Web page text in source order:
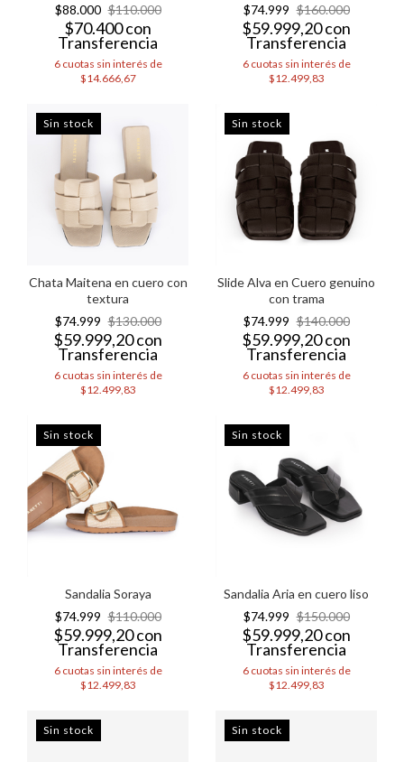
$88.000 $110.000
$70.400con
Transferencia
6 cuotas sin interés de
$14.666,67
$74.999 $160.000
$59.999,20con
Transferencia
6 cuotas sin interés de
$12.499,83
Sin stock
Chata Maitena en cuero con
textura
$74.999 $130.000
$59.999,20con
Transferencia
6 cuotas sin interés de
$12.499,83
Sin stock
Slide Alva en Cuero genuino
con trama
$74.999 $140.000
$59.999,20con
Transferencia
6 cuotas sin interés de
$12.499,83
Sin stock
Sandalia Soraya
$74.999 $110.000
$59.999,20con
Transferencia
6 cuotas sin interés de
$12.499,83
Sin stock
Sandalia Aria en cuero liso
$74.999 $150.000
$59.999,20con
Transferencia
6 cuotas sin interés de
$12.499,83
Sin stock Sin stock